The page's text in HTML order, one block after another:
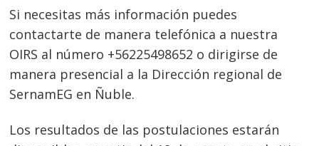
Si necesitas más información puedes
contactarte de manera telefónica a nuestra
OIRS al número +56225498652 o dirigirse de
manera presencial a la Dirección regional de
SernamEG en Ñuble.
Los resultados de las postulaciones estarán